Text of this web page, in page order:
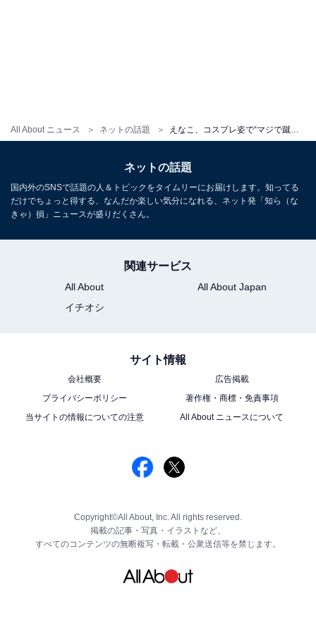
All About ニュース ネットの話題
ネットの話題
国内外のSNSで話題の人＆トピックをタイムリーにお届けします。知ってる
だけでちょっと得する、なんだか楽しい気分になれる、ネット発「知ら（な
きゃ）損」ニュースが盛りだくさん。
関連サービス
All About
All About Japan
イチオシ
サイト情報
会社概要
広告掲載
プライバシーポリシー
著作権・商標・免責事項
当サイトの情報についての注意
All About ニュースについて
Copyright©All About, Inc. All rights reserved.
掲載の記事・写真・イラストなど、
すべてのコンテンツの無断複写・転載・公衆送信等を禁じます。